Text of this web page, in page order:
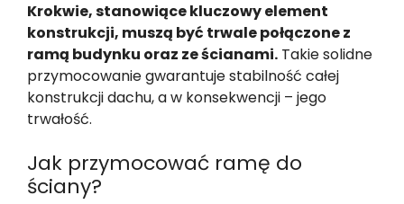
Krokwie, stanowiące kluczowy element
konstrukcji, muszą być trwale połączone z
ramą budynku oraz ze ścianami. Takie solidne
przymocowanie gwarantuje stabilność całej
konstrukcji dachu, a w konsekwencji – jego
trwałość.
Jak przymocować ramę do
ściany?